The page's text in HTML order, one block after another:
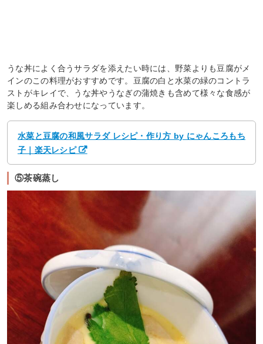
うな丼によく合うサラダを添えたい時には、野菜よりも豆腐がメ
インのこの料理がおすすめです。豆腐の白と水菜の緑のコントラ
ストがキレイで、うな丼やうなぎの蒲焼きも含めて様々な食感が
楽しめる組み合わせになっています。
水菜と豆腐の和風サラダ レシピ・作り方 by にゃんころもち
子｜楽天レシピ
⑤茶碗蒸し